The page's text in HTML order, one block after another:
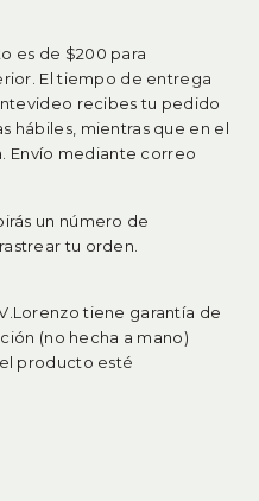
es de $200 para
El tiempo de entrega
recibes tu pedido
hábiles, mientras que en el
Envío mediante correo
un número de
tu orden.
tiene garantía de
(no hecha a mano)
producto esté